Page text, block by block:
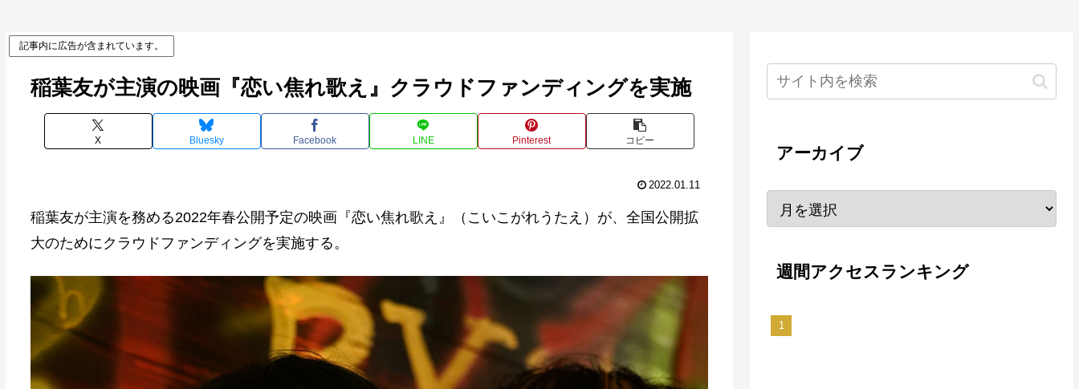
記事内に広告が含まれています。
稲葉友が主演の映画『恋い焦れ歌え』クラウドファンディングを実施
X Bluesky Facebook LINE Pinterest コピー
2022.01.11
稲葉友が主演を務める2022年春公開予定の映画『恋い焦れ歌え』（こいこがれうたえ）が、全国公開拡
大のためにクラウドファンディングを実施する。
アーカイブ
週間アクセスランキング